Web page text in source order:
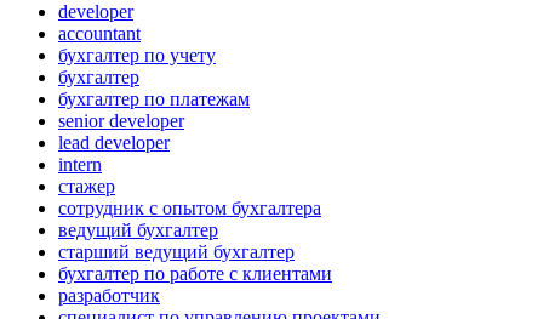
developer
accountant
бухгалтер по учету
бухгалтер
бухгалтер по платежам
senior developer
lead developer
intern
стажер
сотрудник с опытом бухгалтера
ведущий бухгалтер
старший ведущий бухгалтер
бухгалтер по работе с клиентами
разработчик